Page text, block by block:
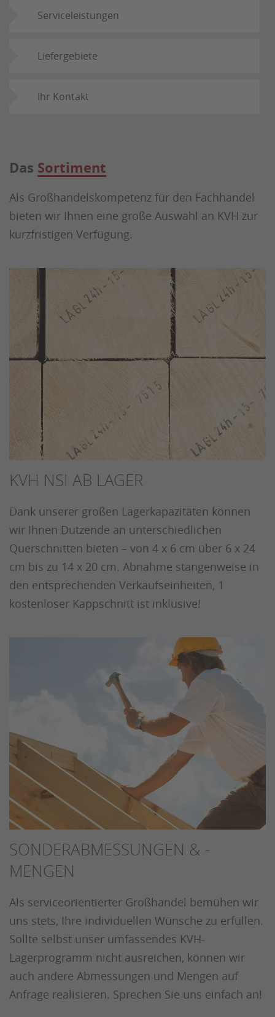
Serviceleistungen
Liefergebiete
Ihr Kontakt
Das Sortiment
Als Großhandelskompetenz für den Fachhandel
bieten wir Ihnen eine große Auswahl an KVH zur
kurzfristigen Verfügung.
KVH NSI AB LAGER
Dank unserer großen Lagerkapazitäten können
wir Ihnen Dutzende an unterschiedlichen
Querschnitten bieten – von 4 x 6 cm über 6 x 24
cm bis zu 14 x 20 cm. Abnahme stangenweise in
den entsprechenden Verkaufseinheiten, 1
kostenloser Kappschnitt ist inklusive!
SONDERABMESSUNGEN & -
MENGEN
Als serviceorientierter Großhandel bemühen wir
uns stets, Ihre individuellen Wünsche zu erfüllen.
Sollte selbst unser umfassendes KVH-
Lagerprogramm nicht ausreichen, können wir
auch andere Abmessungen und Mengen auf
Anfrage realisieren. Sprechen Sie uns einfach an!